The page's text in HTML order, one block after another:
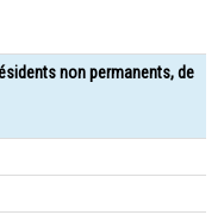
non permanents, de